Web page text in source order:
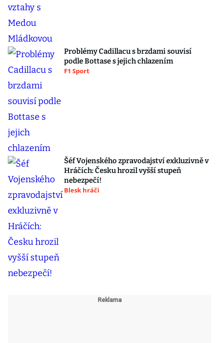
Problémy Cadillacu s brzdami souvisí
podle Bottase s jejich chlazením
F1 Sport
Šéf Vojenského zpravodajství exkluzivně v
Hráčích: Česku hrozil vyšší stupeň
nebezpečí!
Blesk hráči